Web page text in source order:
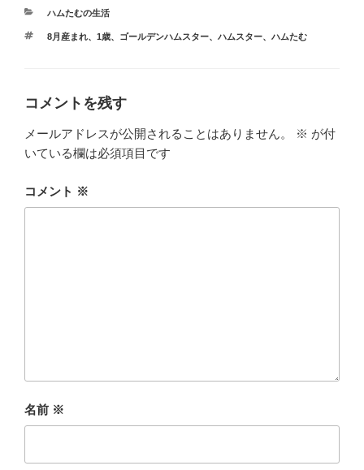
b
k
a
カ
ゴ
ハムたむの生活
タ
8月産まれ、 1歳、 ゴールデンハムスター、 ハムスター、 ハムたむ
コメントを残す
メールアドレスが公開されることはありません。 ※ が付
いている欄は必須項目です
コメント ※
名前 ※